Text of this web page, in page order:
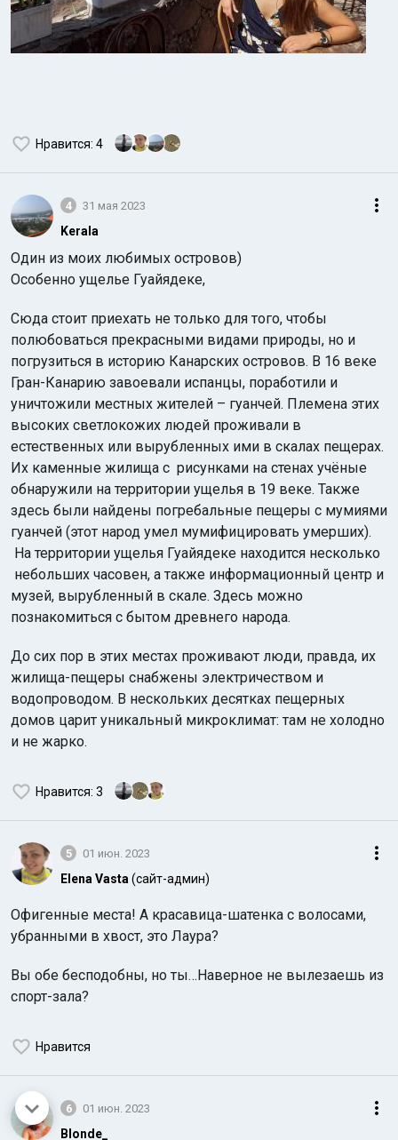
Нравится: 4
4 31 мая 2023
Kerala
Один из моих любимых островов)
Особенно ущелье Гуайядеке,
Сюда стоит приехать не только для того, чтобы
полюбоваться прекрасными видами природы, но и
погрузиться в историю Канарских островов. В 16 веке
Гран-Канарию завоевали испанцы, поработили и
уничтожили местных жителей – гуанчей. Племена этих
высоких светлокожих людей проживали в
естественных или вырубленных ими в скалах пещерах.
Их каменные жилища с рисунками на стенах учёные
обнаружили на территории ущелья в 19 веке. Также
здесь были найдены погребальные пещеры с мумиями
гуанчей (этот народ умел мумифицировать умерших).
На территории ущелья Гуайядеке находится несколько
небольших часовен, а также информационный центр и
музей, вырубленный в скале. Здесь можно
познакомиться с бытом древнего народа.
До сих пор в этих местах проживают люди, правда, их
жилища-пещеры снабжены электричеством и
водопроводом. В нескольких десятках пещерных
домов царит уникальный микроклимат: там не холодно
и не жарко.
Нравится: 3
5 01 июн. 2023
Elena Vasta (сайт-админ)
Офигенные места! А красавица-шатенка с волосами,
убранными в хвост, это Лаура?
Вы обе бесподобны, но ты…Наверное не вылезаешь из
спорт-зала?
Нравится
6 01 июн. 2023
Blonde_